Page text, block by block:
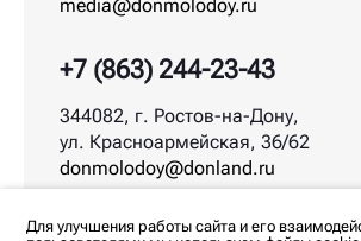
+7 (863) 244-23-43
344082, г. Ростов-на-Дону,
ул. Красноармейская, 36/62
donmolodoy@donland.ru
media@donmolodoy.ru
Для улучшения работы сайта и его